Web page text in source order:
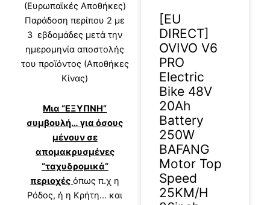
(Ευρωπαϊκές Αποθήκες)
Παράδοση περίπου 2 με
3 εβδομάδες μετά την
ημερομηνία αποστολής
του προϊόντος (Αποθήκες
Κίνας)
Μια “ΕΞΥΠΝΗ”
συμβουλή… για όσους
μένουν σε
απομακρυσμένες
“ταχυδρομικά”
περιοχές όπως π.χ η
Ρόδος, ή η Κρήτη… και
[EU
DIRECT]
OVIVO V6
PRO
Electric
Bike 48V
20Ah
Battery
250W
BAFANG
Motor Top
Speed
25KM/H